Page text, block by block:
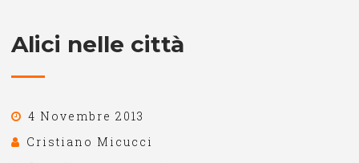
Alici nelle città
4 Novembre 2013
Cristiano Micucci